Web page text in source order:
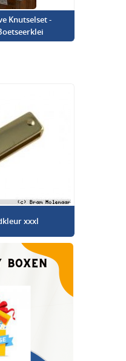
Knutselset -
xxxl